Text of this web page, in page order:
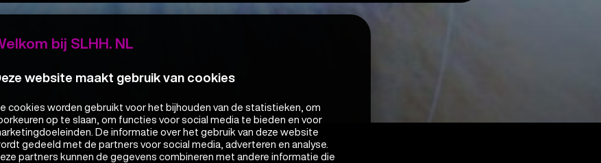
bij SLHH. NL
website maakt gebruik van cookies
cookies worden gebruikt voor het bijhouden van de statistieken, om
op te slaan, om functies voor social media te bieden en voor
De informatie over het gebruik van deze website
gedeeld met de partners voor social media, adverteren en analyse.
partners kunnen de gegevens combineren met andere informatie die